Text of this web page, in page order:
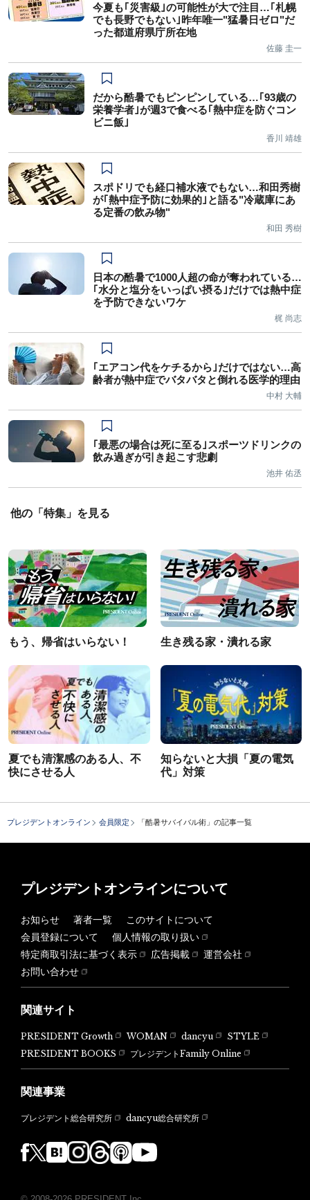
今夏も｢災害級｣の可能性が大で注目…｢札幌
でも長野でもない｣昨年唯一"猛暑日ゼロ"だ
った都道府県庁所在地
佐藤 圭一
だから酷暑でもピンピンしている…｢93歳の
栄養学者｣が週3で食べる｢熱中症を防ぐコン
ビニ飯｣
香川 靖雄
スポドリでも経口補水液でもない…和田秀樹
が｢熱中症予防に効果的｣と語る"冷蔵庫にあ
る定番の飲み物"
和田 秀樹
日本の酷暑で1000人超の命が奪われている…
｢水分と塩分をいっぱい摂る｣だけでは熱中症
を予防できないワケ
梶 尚志
｢エアコン代をケチるから｣だけではない…高
齢者が熱中症でバタバタと倒れる医学的理由
中村 大輔
｢最悪の場合は死に至る｣スポーツドリンクの
飲み過ぎが引き起こす悲劇
池井 佑丞
他の「特集」を見る
もう、帰省はいらない！ 生き残る家・潰れる家
夏でも清潔感のある人、不
快にさせる人
知らないと大損「夏の電気
代」対策
プレジデントオンライン 会員限定 「酷暑サバイバル術」の記事一覧
プレジデントオンラインについて
お知らせ 著者一覧
このサイトについて
会員登録について
個人情報の取り扱い
特定商取引法に基づく表示
広告掲載
運営会社
お問い合わせ
関連サイト
PRESIDENT Growth WOMAN dancyu
STYLE
PRESIDENT BOOKS
プレジデントFamily Online
関連事業
プレジデント総合研究所 dancyu総合研究所